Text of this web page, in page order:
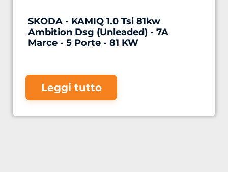
SKODA - KAMIQ 1.0 Tsi 81kw
Ambition Dsg (Unleaded) - 7A
Marce - 5 Porte - 81 KW
Leggi tutto